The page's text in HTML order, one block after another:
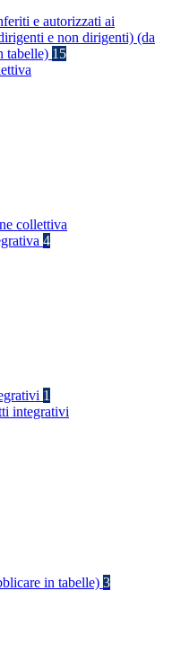
e autorizzati ai
e non dirigenti) (da
tabelle) 15
collettiva
4
1
integrativi
in tabelle) 3